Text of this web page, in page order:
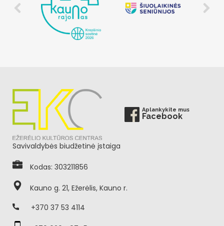
Aplankykite mus
Facebook
Savivaldybės biudžetinė įstaiga
Kodas: 303211856
Kauno g. 21, Ežerėlis, Kauno r.
+370 37 53 4114